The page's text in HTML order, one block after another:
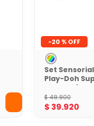
-20 %
Set Sensorial
Play-Doh
Stretch 6
$49.900
$ 39.920